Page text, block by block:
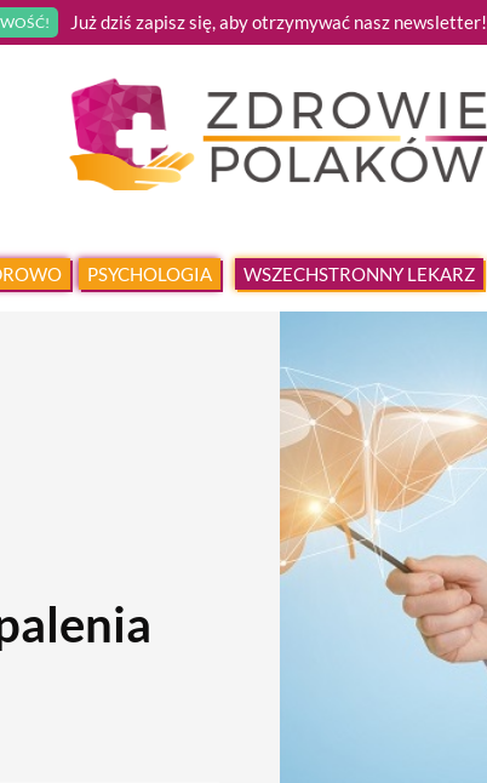
Już dziś zapisz się, aby otrzymywać nasz newsletter!
PSYCHOLOGIA WSZECHSTRONNY LEKARZ